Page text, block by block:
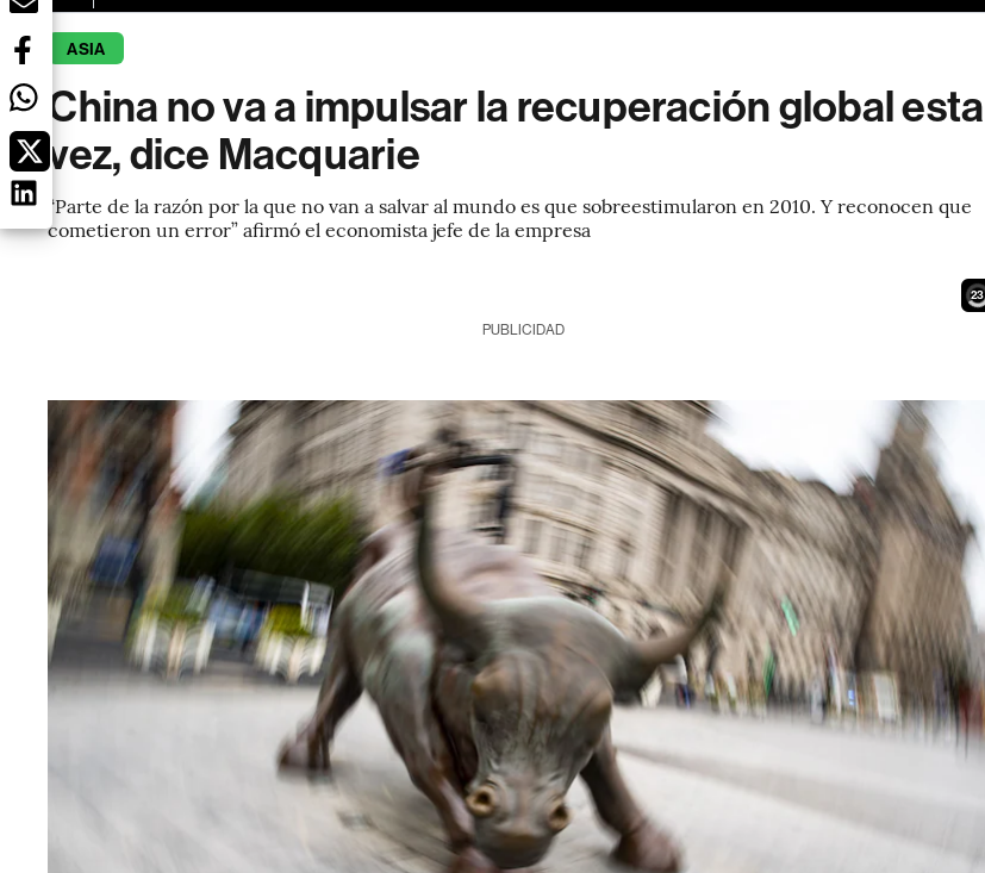
ASIA
China no va a impulsar la recuperación global esta
vez, dice Macquarie
“Parte de la razón por la que no van a salvar al mundo es que sobreestimularon en 2010. Y reconocen que
cometieron un error” afirmó el economista jefe de la empresa
21
PUBLICIDAD